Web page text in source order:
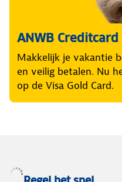
ANWB Creditcard
Makkelijk je vakantie
en veilig betalen. Nu
op de Visa Gold Card.